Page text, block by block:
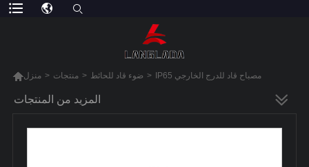
منزل > منتجات > ضوء قاد للحائط > IP65 مصباح قاد للدرج الخارجي
المزيد من المنتجات